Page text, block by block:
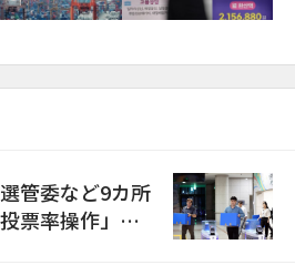
管委など9カ所
票率操作」の